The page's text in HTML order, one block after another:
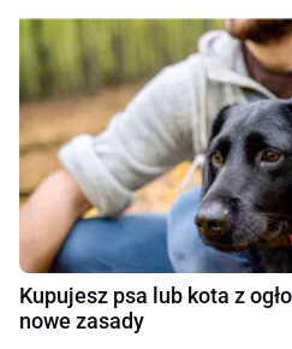
Kupujesz psa lub kota z
nowe zasady